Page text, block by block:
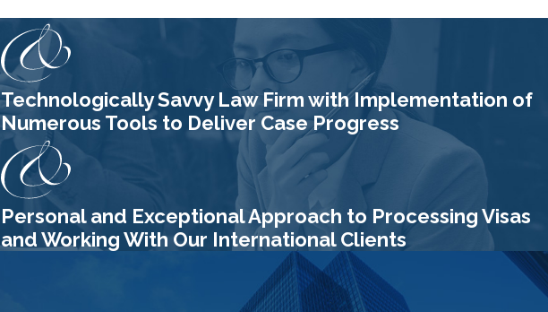
Technologically Savvy Law Firm with Implementation of
Numerous Tools to Deliver Case Progress
Personal and Exceptional Approach to Processing Visas
and Working With Our International Clients